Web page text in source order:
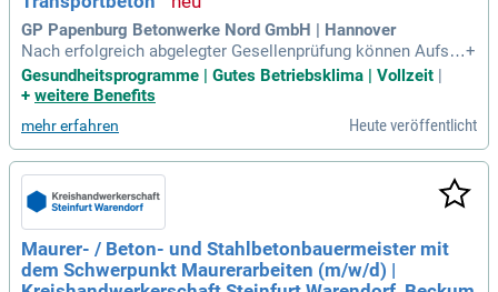
GP Papenburg Betonwerke Nord GmbH | Hannover
Nach erfolgreich abgelegter Gesellenprüfung können Aufsti
egsfortbildungen zum Industrie Betonsteinindustrie oder Ma
schinentechnikerstoffprüfungmeister mit dem Schwerpunkt
+
Gesundheitsprogramme | Gutes Betriebsklima | Vollzeit
+ weitere Benefits
mehr erfahren Heute veröffentlicht
Maurer- / Beton- und Stahlbetonbauermeister mit
dem Schwerpunkt Maurerarbeiten (m/w/d) |